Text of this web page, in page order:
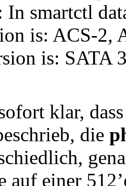
In smartctl
is: ACS-2,
is: SATA
klar,
die
auf einer